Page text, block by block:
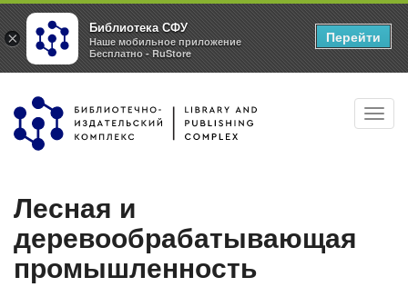
Перейти
основному
Лесная и
деревообрабатывающая
промышленность
×
Библиотека СФУ
Наше мобильное приложение
Бесплатно - RuStore
Перейти